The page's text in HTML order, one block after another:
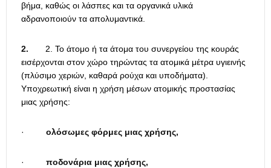
βήμα, καθώς οι λάσπες και τα οργανικά υλικά
αδρανοποιούν τα απολυμαντικά.
2. 2. Το άτομο ή τα άτομα του συνεργείου της κουράς
εισέρχονται στον χώρο τηρώντας τα ατομικά μέτρα υγιεινής
(πλύσιμο χεριών, καθαρά ρούχα και υποδήματα).
Υποχρεωτική είναι η χρήση μέσων ατομικής προστασίας
μιας χρήσης:
· ολόσωμες φόρμες μιας χρήσης,
· ποδονάρια μιας χρήσης,